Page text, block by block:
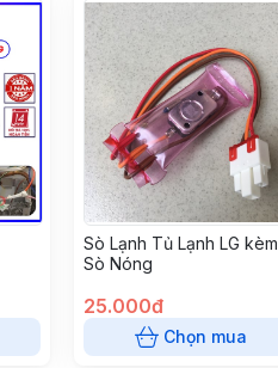
Sò Lạnh Tủ Lạnh LG kèm
Sò Nóng
25.000đ
Chọn mua